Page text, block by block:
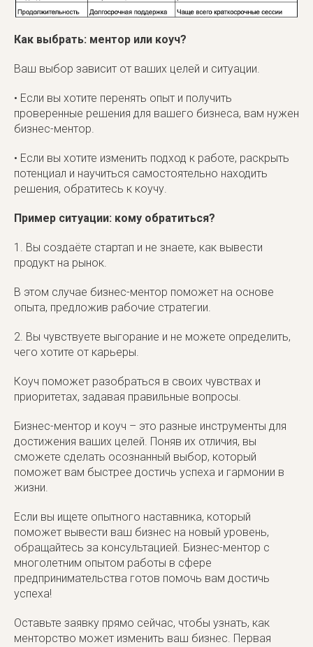
Как выбрать: ментор или коуч?
Ваш выбор зависит от ваших целей и ситуации.
• Если вы хотите перенять опыт и получить
проверенные решения для вашего бизнеса, вам нужен
бизнес-ментор.
• Если вы хотите изменить подход к работе, раскрыть
потенциал и научиться самостоятельно находить
решения, обратитесь к коучу.
Пример ситуации: кому обратиться?
1. Вы создаёте стартап и не знаете, как вывести
продукт на рынок.
В этом случае бизнес-ментор поможет на основе
опыта, предложив рабочие стратегии.
2. Вы чувствуете выгорание и не можете определить,
чего хотите от карьеры.
Коуч поможет разобраться в своих чувствах и
приоритетах, задавая правильные вопросы.
Бизнес-ментор и коуч – это разные инструменты для
достижения ваших целей. Поняв их отличия, вы
сможете сделать осознанный выбор, который
поможет вам быстрее достичь успеха и гармонии в
жизни.
Если вы ищете опытного наставника, который
поможет вывести ваш бизнес на новый уровень,
обращайтесь за консультацией. Бизнес-ментор с
многолетним опытом работы в сфере
предпринимательства готов помочь вам достичь
успеха!
Оставьте заявку прямо сейчас, чтобы узнать, как
менторство может изменить ваш бизнес. Первая